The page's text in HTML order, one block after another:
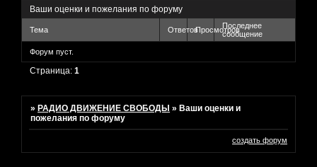
Ваши оценки и пожелания по форуму
Тема ОтветовПросмотровПоследнее
сообщение
Форум пуст.
Страница:1
»РАДИО ДВИЖЕНИЕ СВОБОДЫ »Ваши оценки и
пожелания по форуму
создать форум